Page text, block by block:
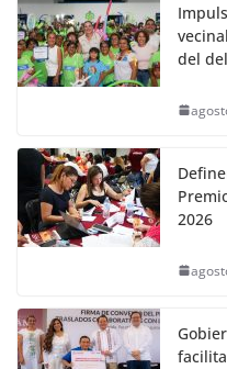
del
2026